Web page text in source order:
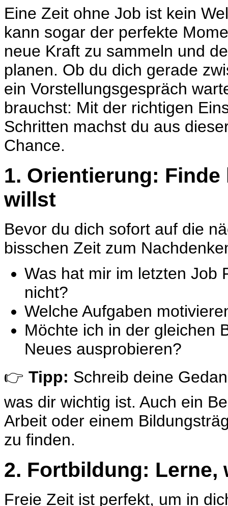
Eine Zeit ohne Job ist kein
kann sogar der perfekte
neue Kraft zu sammeln und
planen. Ob du dich gerade
ein Vorstellungsgespräch
brauchst: Mit der richtigen
Schritten machst du aus
Chance.
1. Orientierung:
willst
Bevor du dich sofort auf die
bisschen Zeit zum
Was hat mir im letzten Job
nicht?
Welche Aufgaben
Möchte ich in der gleichen
Neues ausprobieren?
👉 Tipp: Schreib deine
was dir wichtig ist. Auch ein
Arbeit oder einem
zu finden.
2. Fortbildung:
Freie Zeit ist perfekt, um in